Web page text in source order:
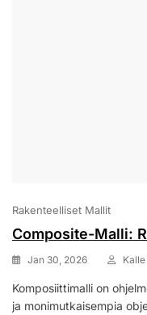
Rakenteelliset Mallit
Composite-Malli:
Jan 30, 2026
Komposiittimalli on
ja monimutkaisempia